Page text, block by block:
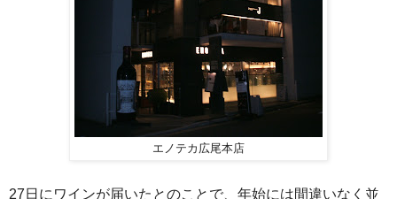
エノテカ広尾本店
27日にワインが届いたとのことで、年始には間違いなく並